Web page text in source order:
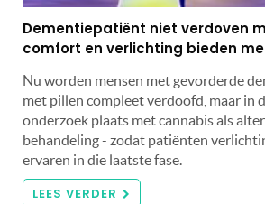
Dementiepatiënt niet verdoven
comfort en verlichting bieden
Nu worden mensen met gevorderde
met pillen compleet verdoofd, maar in
onderzoek plaats met cannabis als
behandeling - zodat patiënten
ervaren in die laatste fase.
LEES VERDER